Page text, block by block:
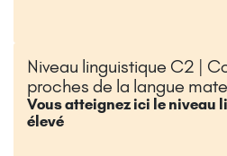
Niveau linguistique C2 |
proches de la langue
Vous atteignez ici le niveau
élevé